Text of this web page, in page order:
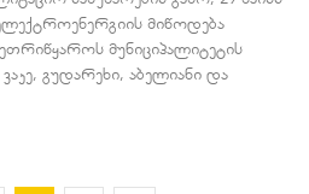
მიწოდება
მუნიციპალიტეტის
გუდარეხი, აბელიანი და